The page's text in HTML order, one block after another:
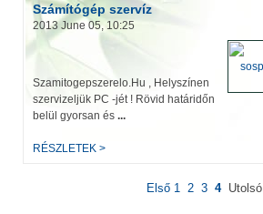
Számítógép szervíz
2013 June 05, 10:25
Szamitogepszerelo.Hu , Helyszínen
szervizeljük PC -jét ! Rövid határidőn
belül gyorsan és ...
RÉSZLETEK >
Első 1 2 3 4Utolsó